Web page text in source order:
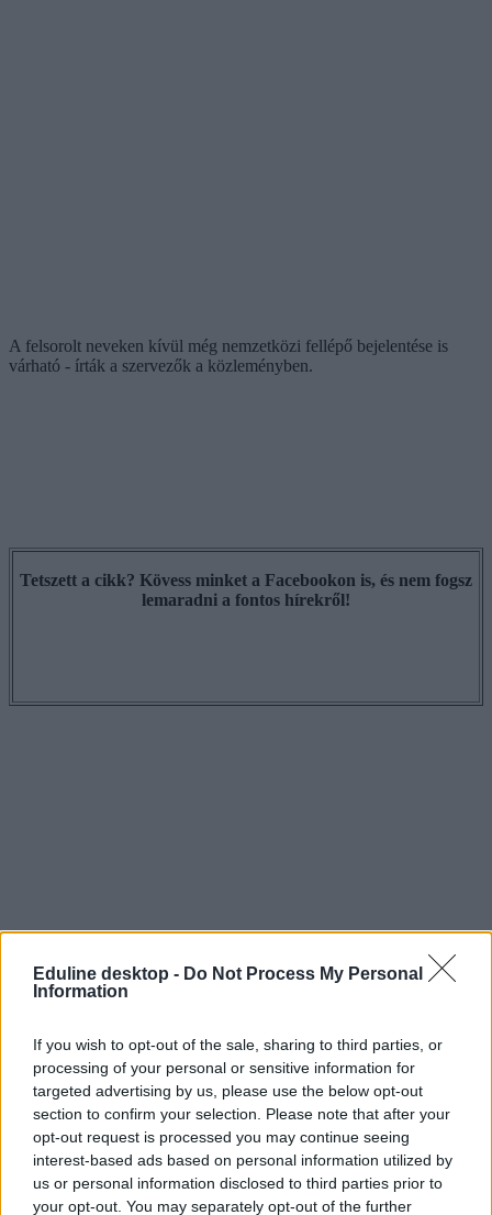
Eduline desktop - Do Not Process My Personal
Information
If you wish to opt-out of the sale, sharing to third parties, or
processing of your personal or sensitive information for
targeted advertising by us, please use the below opt-out
section to confirm your selection. Please note that after your
opt-out request is processed you may continue seeing
interest-based ads based on personal information utilized by
us or personal information disclosed to third parties prior to
your opt-out. You may separately opt-out of the further
A felsorolt neveken kívül még nemzetközi fellépő bejelentése is
várható - írták a szervezők a közleményben.
Tetszett a cikk? Kövess minket a Facebookon is, és nem fogsz
lemaradni a fontos hírekről!
buli
nyár
efott
koncert
színes
fesztiválszezon